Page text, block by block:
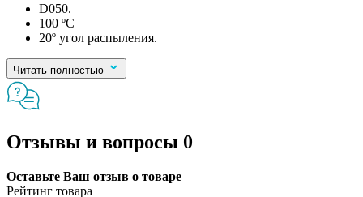
D050.
100 ºC
20º угол распыления.
Читать полностью
Отзывы и вопросы 0
Оставьте Ваш отзыв о товаре
Рейтинг товара